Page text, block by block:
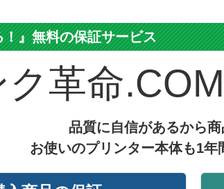
千葉県のお客様
商品：
LC12Y(イ
プリンター：DCP-
値段・品質・
LC12BK LC12C